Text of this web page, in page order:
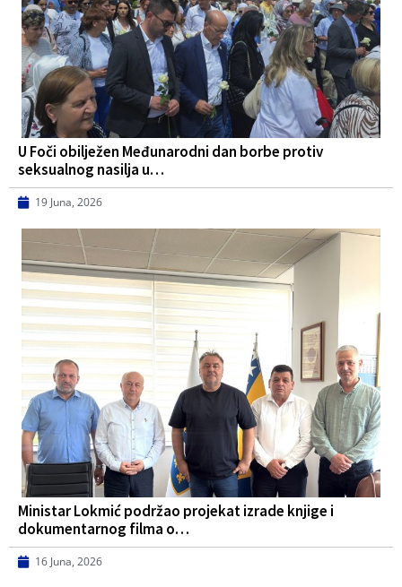
U Foči obilježen Međunarodni dan borbe protiv
seksualnog nasilja u…
19 Juna, 2026
Ministar Lokmić podržao projekat izrade knjige i
dokumentarnog filma o…
16 Juna, 2026